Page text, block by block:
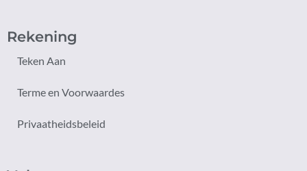
Rekening
Teken Aan
Terme en Voorwaardes
Privaatheidsbeleid